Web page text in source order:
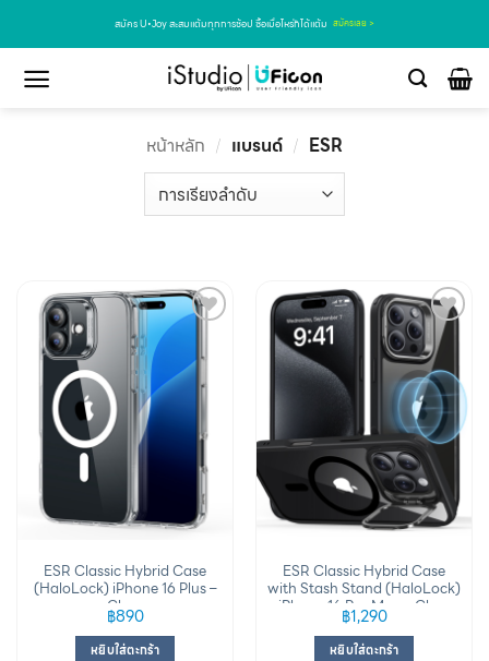
สมัคร U•Joy สะสมแต้มทุกการช้อป ซื้อเมื่อไหร่ก็ได้แต้ม สมัครเลย >
หน้าหลัก / แบรนด์ / ESR
wishlist
ESR Classic Hybrid Case
(HaloLock) iPhone 16 Plus –
Clear
฿890
หยิบใส่ตะกร้า
Add to
wishlist
ESR Classic Hybrid Case
with Stash Stand (HaloLock)
iPhone 16 Pro Max – Clear
Black
฿1,290
หยิบใส่ตะกร้า